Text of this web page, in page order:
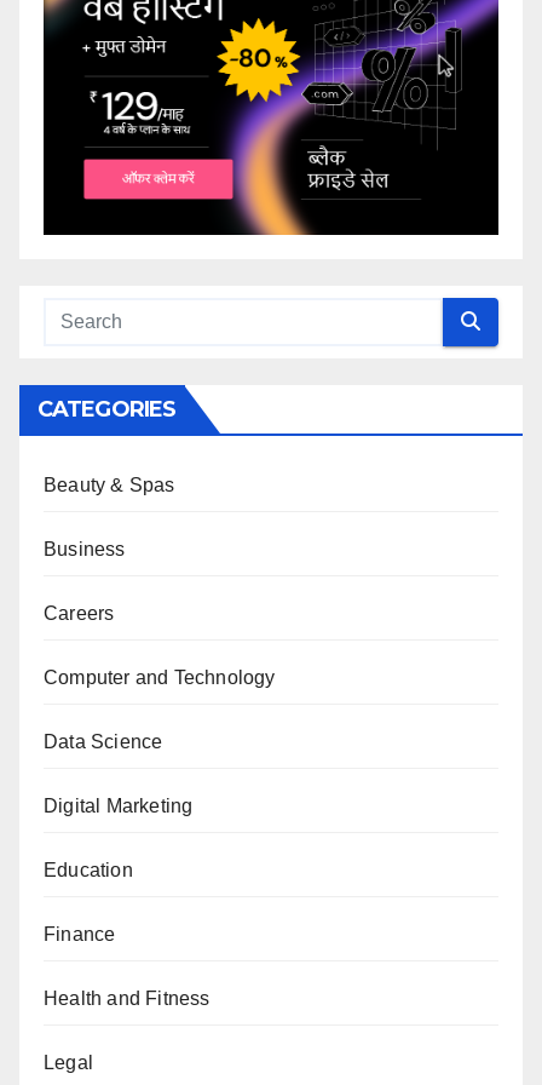
CATEGORIES
Beauty & Spas
Business
Careers
Computer and Technology
Data Science
Digital Marketing
Education
Finance
Health and Fitness
Legal